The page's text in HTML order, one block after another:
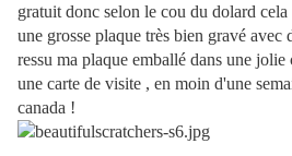
gratuit donc selon le cou du dolard
une grosse plaque très bien gravé
ressu ma plaque emballé dans une
une carte de visite , en moin d'une
canada !